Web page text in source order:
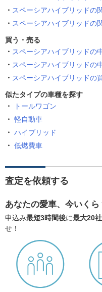
スペーシアハイブリッドの
スペーシアハイブリッドの
買う・売る
スペーシアハイブリッドの
スペーシアハイブリッドの
スペーシアハイブリッドの
似たタイプの車種を探す
トールワゴン
軽自動車
ハイブリッド
低燃費車
査定を依頼する
あなたの愛車、今いくら
申込み最短3時間後に最大20社
せ！